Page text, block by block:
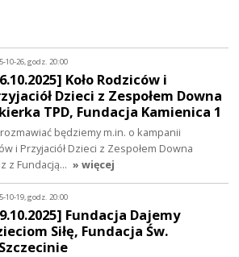
10-26, godz. 20:00
Koło Rodziców i
Dzieci z Zespołem Downa
TPD, Fundacja Kamienica 1
będziemy m.in. o kampanii
i Przyjaciół Dzieci z Zespołem Downa
z Fundacją… » więcej
10-19, godz. 20:00
Fundacja Dajemy
Siłę, Fundacja Św.